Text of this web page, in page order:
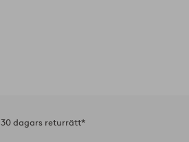
30 dagars returrätt*